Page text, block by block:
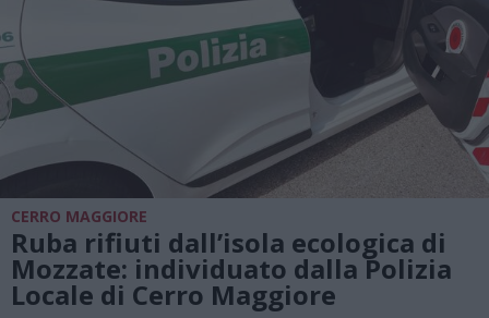
CERRO MAGGIORE
Ruba rifiuti dall’isola ecologica di
Mozzate: individuato dalla Polizia
Locale di Cerro Maggiore